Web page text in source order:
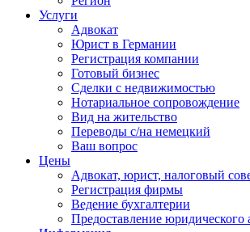
Услуги
Адвокат
Юрист в Германии
Регистрация компании
Готовый бизнес
Сделки с недвижимостью
Нотариальное сопровождение
Вид на жительство
Переводы с/на немецкий
Ваш вопрос
Цены
Адвокат, юрист, налоговый
Регистрация фирмы
Ведение бухгалтерии
Предоставление юридического